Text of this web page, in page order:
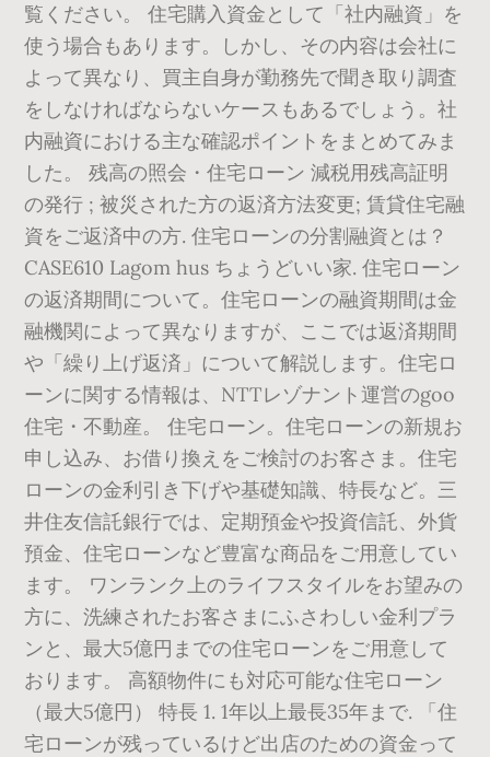
覧ください。 住宅購入資金として「社内融資」を
使う場合もあります。しかし、その内容は会社に
よって異なり、買主自身が勤務先で聞き取り調査
をしなければならないケースもあるでしょう。社
内融資における主な確認ポイントをまとめてみま
した。 残高の照会・住宅ローン 減税用残高証明
の発行 ; 被災された方の返済方法変更; 賃貸住宅融
資をご返済中の方. 住宅ローンの分割融資とは？
CASE610 Lagom hus ちょうどいい家. 住宅ローン
の返済期間について。住宅ローンの融資期間は金
融機関によって異なりますが、ここでは返済期間
や「繰り上げ返済」について解説します。住宅ロ
ーンに関する情報は、NTTレゾナント運営のgoo
住宅・不動産。 住宅ローン。住宅ローンの新規お
申し込み、お借り換えをご検討のお客さま。住宅
ローンの金利引き下げや基礎知識、特長など。三
井住友信託銀行では、定期預金や投資信託、外貨
預金、住宅ローンなど豊富な商品をご用意してい
ます。 ワンランク上のライフスタイルをお望みの
方に、洗練されたお客さまにふさわしい金利プラ
ンと、最大5億円までの住宅ローンをご用意して
おります。 高額物件にも対応可能な住宅ローン
（最大5億円） 特長 1. 1年以上最長35年まで. 「住
宅ローンが残っているけど出店のための資金って